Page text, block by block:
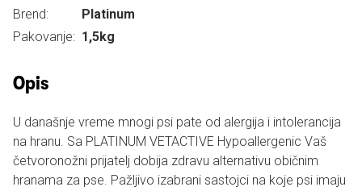
Brend:
Platinum
Pakovanje: 1,5kg
Opis
U današnje vreme mnogi psi pate od alergija i intolerancija
na hranu. Sa PLATINUM VETACTIVE Hypoallergenic Vaš
četvoronožni prijatelj dobija zdravu alternativu običnim
hranama za pse. Pažljivo izabrani sastojci na koje psi imaju